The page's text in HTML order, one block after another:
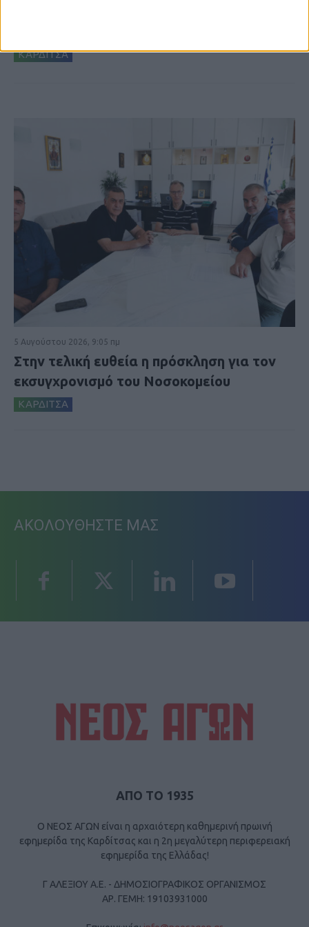
ΚΑΡΔΙΤΣΑ
5 Αυγούστου 2026, 9:05 πμ
Στην τελική ευθεία η πρόσκληση για τον
εκσυγχρονισμό του Νοσοκομείου
ΚΑΡΔΙΤΣΑ
ΑΚΟΛΟΥΘΗΣΤΕ ΜΑΣ
ΑΠΟ ΤΟ 1935
Ο ΝΕΟΣ ΑΓΩΝ είναι η αρχαιότερη καθημερινή πρωινή
εφημερίδα της Καρδίτσας και η 2η μεγαλύτερη περιφερειακή
εφημερίδα της Ελλάδας!
Γ ΑΛΕΞΙΟΥ Α.Ε. - ΔΗΜΟΣΙΟΓΡΑΦΙΚΟΣ ΟΡΓΑΝΙΣΜΟΣ
ΑΡ. ΓΕΜΗ: 19103931000